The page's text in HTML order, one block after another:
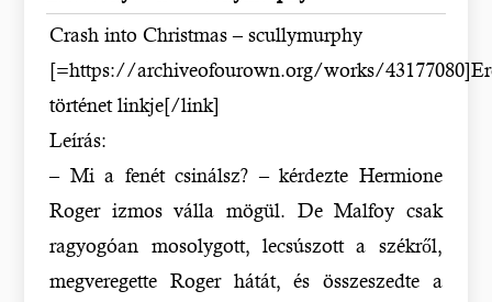
Crash into Christmas – scullymurphy
[=https://archiveofourown.org/works/
történet linkje[/link]
Leírás:
– Mi a fenét csinálsz? – kérdezte Hermione
Roger izmos válla mögül. De Malfoy csak
ragyogóan mosolygott, lecsúszott a székről,
megveregette Roger hátát, és összeszedte a